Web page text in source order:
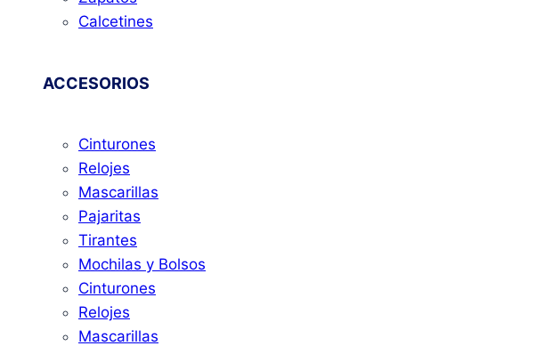
Calcetines
ACCESORIOS
Cinturones
Relojes
Mascarillas
Pajaritas
Tirantes
Mochilas y Bolsos
Cinturones
Relojes
Mascarillas